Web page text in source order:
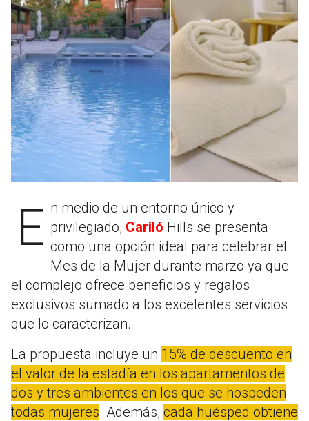
En medio de un entorno único y privilegiado, Cariló Hills se presenta
como una opción ideal para celebrar el
Mes de la Mujer durante marzo ya que
el complejo ofrece beneficios y regalos
exclusivos sumado a los excelentes servicios
que lo caracterizan.
La propuesta incluye un 15% de descuento en
el valor de la estadía en los apartamentos de
dos y tres ambientes en los que se hospeden
todas mujeres. Además, cada huésped obtiene